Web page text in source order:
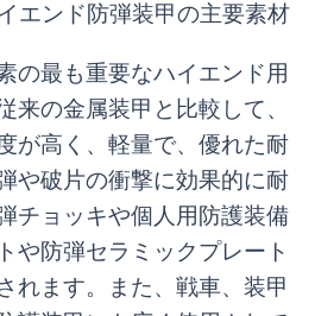
エンド防弾装甲の主要素材
の最も重要なハイエンド用
来の金属装甲と比較して、
が高く、軽量で、優れた耐
や破片の衝撃に効果的に耐
チョッキや個人用防護装備
や防弾セラミックプレート
れます。また、戦車、装甲